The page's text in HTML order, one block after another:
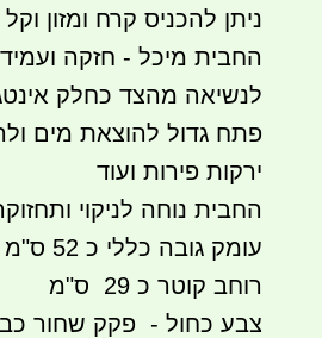
ניתן להכניס קרח ומזון
החבית מיכל - חזקה
לנשיאה מהצד כחלק
פתח גדול להוצאת מים
ירקות פירות ועוד
החבית נוחה לניקוי
עומק גובה כללי כ 52 ס"מ
רוחב קוטר כ 29 ס"מ
צבע כחול - פקק שחור